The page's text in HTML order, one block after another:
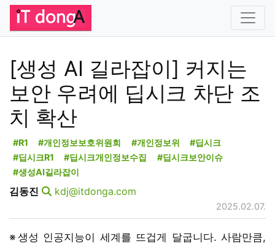
[생성 AI 길라잡이] 커지는
보안 우려에 딥시크 차단 조
치 확산
#R1 #개인정보보호위원회 #개인정보위
#딥시크
#딥시크R1
#딥시크개인정보수집
#딥시크보안이슈
#생성AI길라잡이
김동진 kdj@itdonga.com
2025.02.07.
※생성 인공지능이 세계를 뜨겁게 달굽니다. 사람만큼,